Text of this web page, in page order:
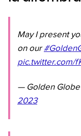
May I present
on our
pic.twitter.com/
— Golden Globe
2023